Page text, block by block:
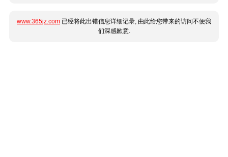
www.365jz.com 已经将此出错信息详细记录, 由此给您带来的访问不便我
们深感歉意.